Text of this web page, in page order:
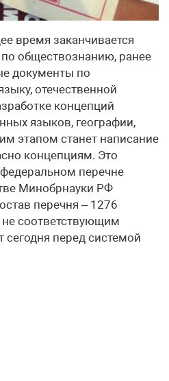
время заканчивается
обществознанию, ранее
документы по
отечественной
концепций
языков, географии,
этапом станет написание
концепциям. Это
перечне
Минобрнауки РФ
перечня – 1276
соответствующим
сегодня перед системой